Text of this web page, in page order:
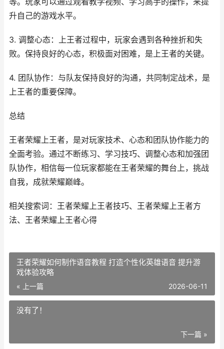
升自己的游戏水平。
3. 调整心态：上王者过程中，玩家会遇到各种挫折和失
败。保持良好的心态，积极面对困难，是上王者的关键。
4. 团队协作：与队友保持良好的沟通，共同制定战术，是
上王者的重要保障。
总结
王者荣耀上王者，是对玩家技术、心态和团队协作能力的
全面考验。通过不断练习、学习技巧、调整心态和加强团
队协作，相信每一位玩家都能在王者荣耀的舞台上，挑战
自我，成就荣耀巅峰。
相关搜索词：王者荣耀上王者技巧、王者荣耀上王者方
法、王者荣耀上王者心得
王者荣耀如何制作语音教程 打造个性化英雄语音 提升游
戏体验攻略
« 上一篇 2026-06-11
没有了！
下一篇 »